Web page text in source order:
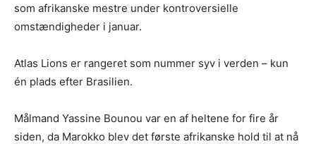
som afrikanske mestre under kontroversielle
omstændigheder i januar.
Atlas Lions er rangeret som nummer syv i verden – kun
én plads efter Brasilien.
Målmand Yassine Bounou var en af heltene for fire år
siden, da Marokko blev det første afrikanske hold til at nå